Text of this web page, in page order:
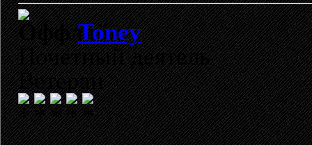
Toney
Почетный деятель
Ветеран